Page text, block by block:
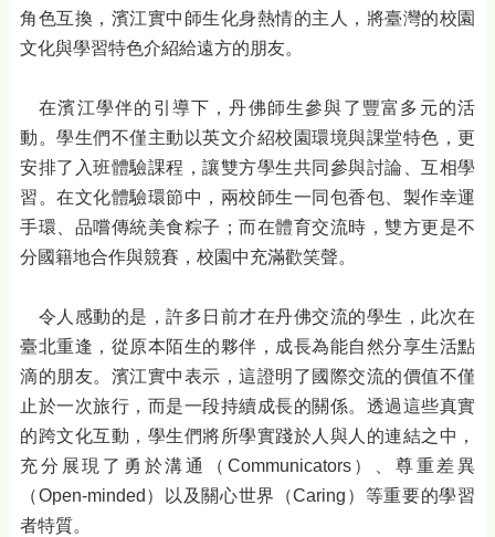
角色互換，濱江實中師生化身熱情的主人，將臺灣的校園
文化與學習特色介紹給遠方的朋友。
在濱江學伴的引導下，丹佛師生參與了豐富多元的活
動。學生們不僅主動以英文介紹校園環境與課堂特色，更
安排了入班體驗課程，讓雙方學生共同參與討論、互相學
習。在文化體驗環節中，兩校師生一同包香包、製作幸運
手環、品嚐傳統美食粽子；而在體育交流時，雙方更是不
分國籍地合作與競賽，校園中充滿歡笑聲。
令人感動的是，許多日前才在丹佛交流的學生，此次在
臺北重逢，從原本陌生的夥伴，成長為能自然分享生活點
滴的朋友。濱江實中表示，這證明了國際交流的價值不僅
止於一次旅行，而是一段持續成長的關係。透過這些真實
的跨文化互動，學生們將所學實踐於人與人的連結之中，
充分展現了勇於溝通（Communicators）、尊重差異
（Open-minded）以及關心世界（Caring）等重要的學習
者特質。